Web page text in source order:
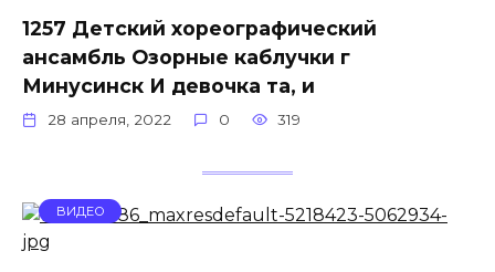
1257 Детский хореографический
ансамбль Озорные каблучки г
Минусинск И девочка та, и
28 апреля, 2022 0 319
ВИДЕО